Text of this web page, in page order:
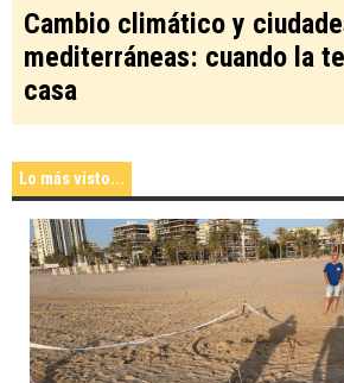
Cambio climático y
mediterráneas: cuando la
casa
Lo más visto...